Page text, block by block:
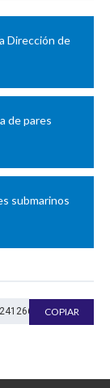
Dirección de
de pares
submarinos
COPIAR